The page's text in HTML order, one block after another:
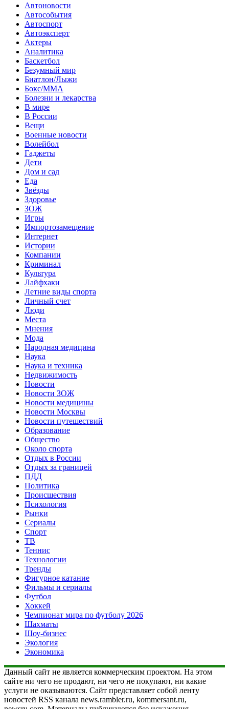
Автоновости
Автособытия
Автоспорт
Автоэксперт
Актеры
Аналитика
Баскетбол
Безумный мир
Биатлон/Лыжи
Бокс/MMA
Болезни и лекарства
В мире
В России
Вещи
Военные новости
Волейбол
Гаджеты
Дети
Дом и сад
Еда
Звёзды
Здоровье
ЗОЖ
Игры
Импортозамещение
Интернет
Истории
Компании
Криминал
Культура
Лайфхаки
Летние виды спорта
Личный счет
Люди
Места
Мнения
Мода
Народная медицина
Наука
Наука и техника
Недвижимость
Новости
Новости ЗОЖ
Новости медицины
Новости Москвы
Новости путешествий
Образование
Общество
Около спорта
Отдых в России
Отдых за границей
ПДД
Политика
Происшествия
Психология
Рынки
Сериалы
Спорт
ТВ
Теннис
Технологии
Тренды
Фигурное катание
Фильмы и сериалы
Футбол
Хоккей
Чемпионат мира по футболу 2026
Шахматы
Шоу-бизнес
Экология
Экономика
Данный сайт не является коммерческим проектом. На этом
сайте ни чего не продают, ни чего не покупают, ни какие
услуги не оказываются. Сайт представляет собой ленту
новостей RSS канала news.rambler.ru, kommersant.ru,